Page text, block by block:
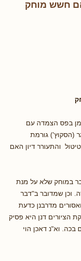
חשש מוחק
בפס הצמדה עם
(הסקוץ') גורמת
והתעורר דיון האם
במוחק שלא על מנת
וכן שמדובר ב"דבר
מדרבנן כדעת
הציורים דנן היא פסיק
בכה. וא"נ דאכן הוי